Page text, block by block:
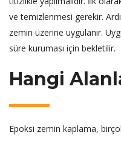
ve temizlenmesi gerekir.
zemin üzerine uygulanır.
süre kuruması için bekletilir.
Hangi
Epoksi zemin kaplama,